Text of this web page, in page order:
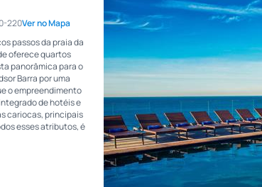
220Ver no Mapa
passos da praia da
oferece quartos
panorâmica para o
Barra por uma
o empreendimento
de hotéis e
cariocas, principais
esses atributos, é